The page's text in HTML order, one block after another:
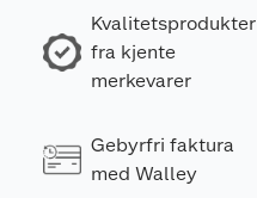
Kvalitetsprodukter
fra kjente
merkevarer
Gebyrfri faktura
med Walley